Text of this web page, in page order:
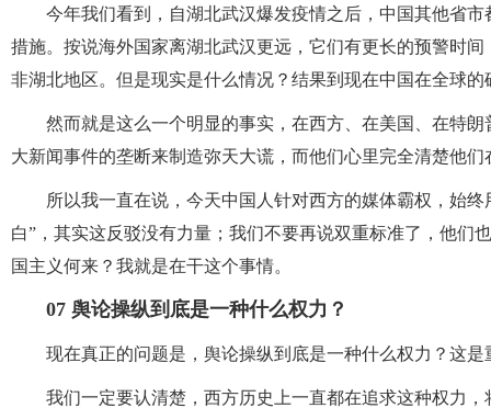
今年我们看到，自湖北武汉爆发疫情之后，中国其他省
措施。按说海外国家离湖北武汉更远，它们有更长的预警时
非湖北地区。但是现实是什么情况？结果到现在中国在全球
然而就是这么一个明显的事实，在西方、在美国、在特
大新闻事件的垄断来制造弥天大谎，而他们心里完全清楚他们
所以我一直在说，今天中国人针对西方的媒体霸权，始
白”，其实这反驳没有力量；我们不要再说双重标准了，他
国主义何来？我就是在干这个事情。
07 舆论操纵到底是一种什么权力？
现在真正的问题是，舆论操纵到底是一种什么权力？这是
我们一定要认清楚，西方历史上一直都在追求这种权力